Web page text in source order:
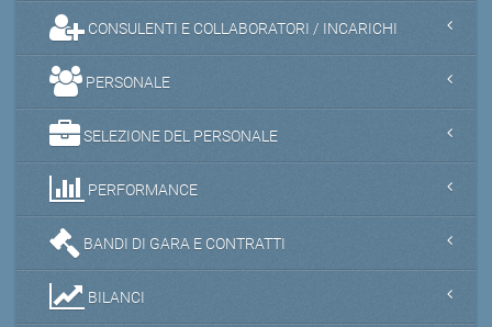
CONSULENTI E COLLABORATORI / INCARICHI
PERSONALE
SELEZIONE DEL PERSONALE
PERFORMANCE
BANDI DI GARA E CONTRATTI
BILANCI